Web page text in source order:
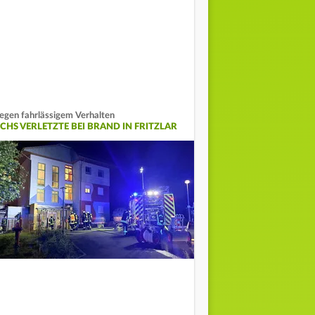
fahrlässigem Verhalten
VERLETZTE BEI BRAND IN FRITZLAR